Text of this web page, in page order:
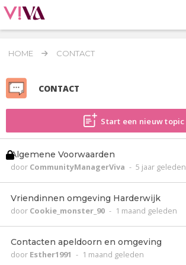
HOME CONTACT
CONTACT
Start een nieuw topic
Algemene Voorwaarden
door CommunityManagerViva - 5 jaar geleden
Vriendinnen omgeving Harderwijk
door Cookie_monster_90 - 1 maand geleden
Contacten apeldoorn en omgeving
door Esther1991 - 1 maand geleden